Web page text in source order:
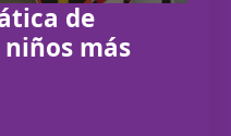
de
más